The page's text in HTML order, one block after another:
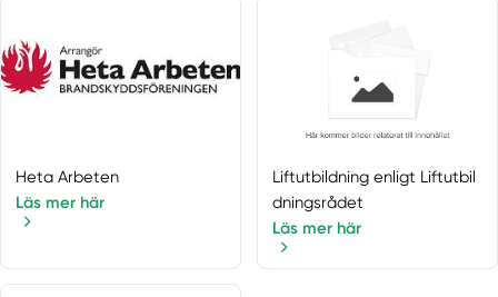
Södermalm
Södertälje
Solna
Sorunda
Spånga
Heta Arbeten
Läs mer här
Liftutbildning enligt Liftutbil
dningsrådet
Läs mer här